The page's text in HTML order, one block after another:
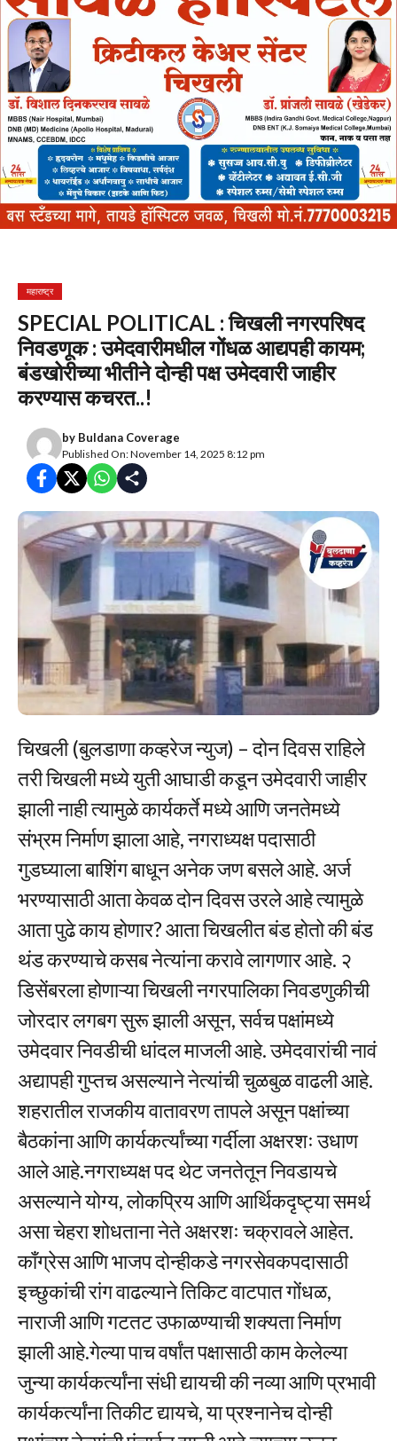
महाराष्ट्र
SPECIAL POLITICAL : चिखली नगरपरिषद
निवडणूक : उमेदवारीमधील गोंधळ आद्यपही कायम;
बंडखोरीच्या भीतीने दोन्ही पक्ष उमेदवारी जाहीर
करण्यास कचरत..!
by Buldana Coverage
Published On: November 14, 2025 8:12 pm
चिखली (बुलडाणा कव्हरेज न्युज) – दोन दिवस राहिले
तरी चिखली मध्ये युती आघाडी कडून उमेदवारी जाहीर
झाली नाही त्यामुळे कार्यकर्ते मध्ये आणि जनतेमध्ये
संभ्रम निर्माण झाला आहे, नगराध्यक्ष पदासाठी
गुडघ्याला बाशिंग बाधून अनेक जण बसले आहे. अर्ज
भरण्यासाठी आता केवळ दोन दिवस उरले आहे त्यामुळे
आता पुढे काय होणार? आता चिखलीत बंड होतो की बंड
थंड करण्याचे कसब नेत्यांना करावे लागणार आहे. २
डिसेंबरला होणाऱ्या चिखली नगरपालिका निवडणुकीची
जोरदार लगबग सुरू झाली असून, सर्वच पक्षांमध्ये
उमेदवार निवडीची धांदल माजली आहे. उमेदवारांची नावं
अद्यापही गुप्तच असल्याने नेत्यांची चुळबुळ वाढली आहे.
शहरातील राजकीय वातावरण तापले असून पक्षांच्या
बैठकांना आणि कार्यकर्त्यांच्या गर्दीला अक्षरशः उधाण
आले आहे.नगराध्यक्ष पद थेट जनतेतून निवडायचे
असल्याने योग्य, लोकप्रिय आणि आर्थिकदृष्ट्या समर्थ
असा चेहरा शोधताना नेते अक्षरशः चक्रावले आहेत.
काँग्रेस आणि भाजप दोन्हीकडे नगरसेवकपदासाठी
इच्छुकांची रांग वाढल्याने तिकिट वाटपात गोंधळ,
नाराजी आणि गटतट उफाळण्याची शक्यता निर्माण
झाली आहे.गेल्या पाच वर्षांत पक्षासाठी काम केलेल्या
जुन्या कार्यकर्त्यांना संधी द्यायची की नव्या आणि प्रभावी
कार्यकर्त्यांना तिकीट द्यायचे, या प्रश्नानेच दोन्ही